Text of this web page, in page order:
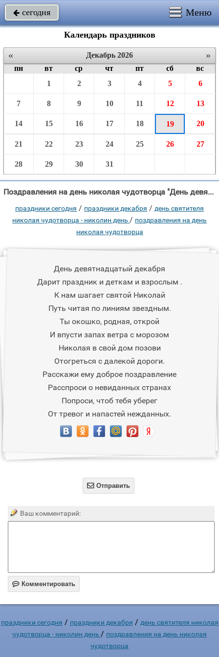
 сегодня Меню
Календарь праздников
« »
Декабрь 2026
пн
вт ср чт пт сб
вс
1
2 3 4 5 6
7 8 9 10 11 12 13
14 15 16 17 18 19 20
21 22 23 24 25 26 27
28 29 30 31
Поздравления на день николая чудотворца "День девятнадцатый декабря Дарит праздник и деткам и взрослым ."
праздники сегодня / праздники декабря /день святителя
николая чудотворца - николин день / поздравления на день
николая чудотворца
День девятнадцатый декабря
Дарит праздник и деткам и взрослым .
К нам шагает святой Николай
Путь читая по линиям звездным.
Ты окошко, родная, открой
И впусти запах ветра с морозом
Николая в свой дом позови
Отогреться с далекой дороги.
Расскажи ему доброе поздравление
Расспроси о невиданных странах
Попроси, чтоб тебя уберег
От тревог и напастей нежданных.
 Отправить
Ваш комментарий:
 Комментировать
праздники сегодня / праздники декабря / день святителя николая
чудотворца - николин день / поздравления на день николая
чудотворца